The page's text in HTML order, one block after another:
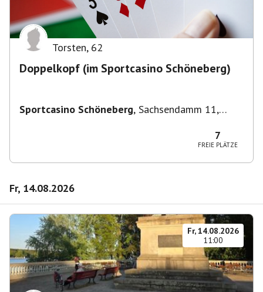
Torsten, 62
Doppelkopf (im Sportcasino Schöneberg)
Sportcasino Schöneberg, Sachsendamm 11,
7
FREIE PLÄTZE
Fr, 14.08.2026
Fr, 14.08.2026
11:00